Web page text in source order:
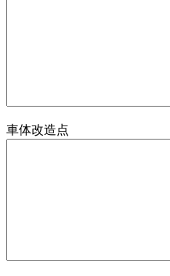
車体改造点